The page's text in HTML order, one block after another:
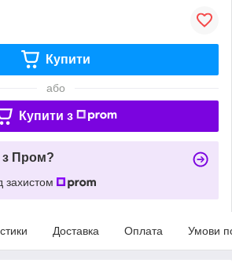
Купити
або
Купити з
з Пром?
захистом
Доставка Оплата Умови